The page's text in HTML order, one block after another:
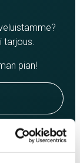
pian!